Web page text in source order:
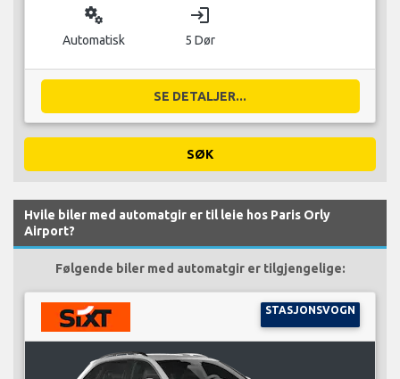
miscellaneous_services
Automatisk
login
5 Dør
SE DETALJER...
SØK
Hvile biler med automatgir er til leie hos Paris Orly
Airport?
Følgende biler med automatgir er tilgjengelige:
STASJONSVOGN